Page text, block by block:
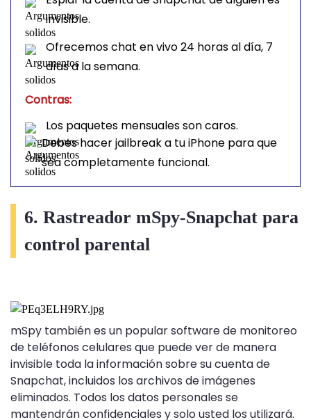
invisible.
Ofrecemos chat en vivo 24 horas al día, 7
días a la semana.
Contras:
Los paquetes mensuales son caros.
Debes hacer jailbreak a tu iPhone para que
sea completamente funcional.
6. Rastreador mSpy-Snapchat para
control parental
mSpy también es un popular software de monitoreo
de teléfonos celulares que puede ver de manera
invisible toda la información sobre su cuenta de
Snapchat, incluidos los archivos de imágenes
eliminados. Todos los datos personales se
mantendrán confidenciales y solo usted los utilizará.